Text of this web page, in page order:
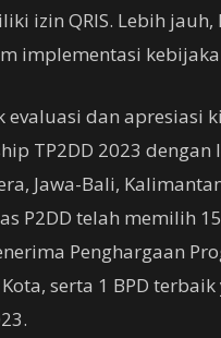
izin QRIS. Lebih
implementasi
evaluasi dan apresiasi
TP2DD 2023
Jawa-Bali,
P2DD telah memilih
Penghargaan
serta 1 BPD